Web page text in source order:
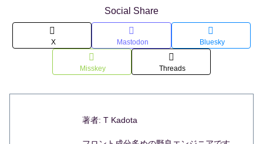
Social Share
X Mastodon Bluesky
Misskey Threads
著者: T Kadota